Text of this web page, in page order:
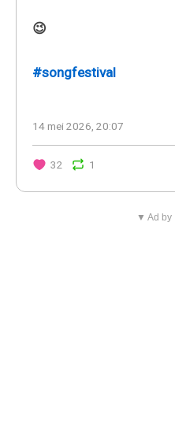
😉
#songfestival
14 mei 2026, 20:07
32 1
▼ Ad by